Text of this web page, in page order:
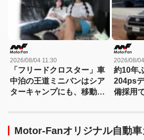
2026/08/04 11:30
「フリードクロスター」車
中泊の王道ミニバンはシア
ターキャンプにも、移動オ
2026/08/
約10年
204ps
備採用
ックス
Motor-Fanオリジナル自動